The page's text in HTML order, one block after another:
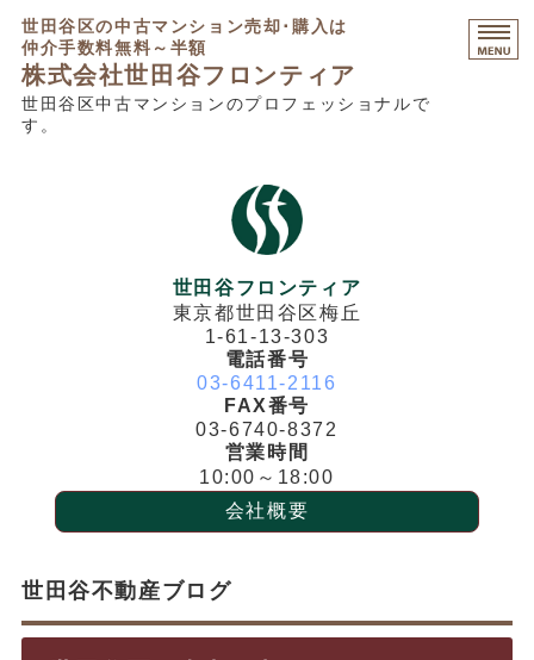
世田谷区の中古マンション売却･購入は
仲介手数料無料～半額
株式会社世田谷フロンティア
世田谷区中古マンションのプロフェッショナルで
す。
不動産コンサルティング
販売中物件・募集不動産
世田谷フロンティア
東京都世田谷区梅丘
1-61-13-303
電話番号
03-6411-2116
FAX番号
03-6740-8372
営業時間
10:00～18:00
会社概要
世田谷不動産ブログ